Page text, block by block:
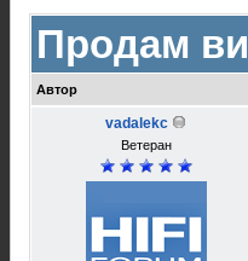
Продам
Автор
vadalekc
Ветеран